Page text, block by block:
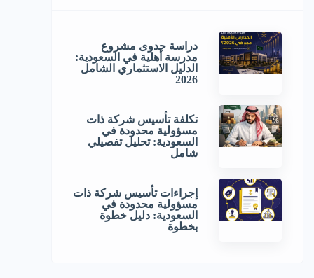
دراسة جدوى مشروع
مدرسة أهلية في السعودية:
الدليل الاستثماري الشامل
2026
تكلفة تأسيس شركة ذات
مسؤولية محدودة في
السعودية: تحليل تفصيلي
شامل
إجراءات تأسيس شركة ذات
مسؤولية محدودة في
السعودية: دليل خطوة
بخطوة